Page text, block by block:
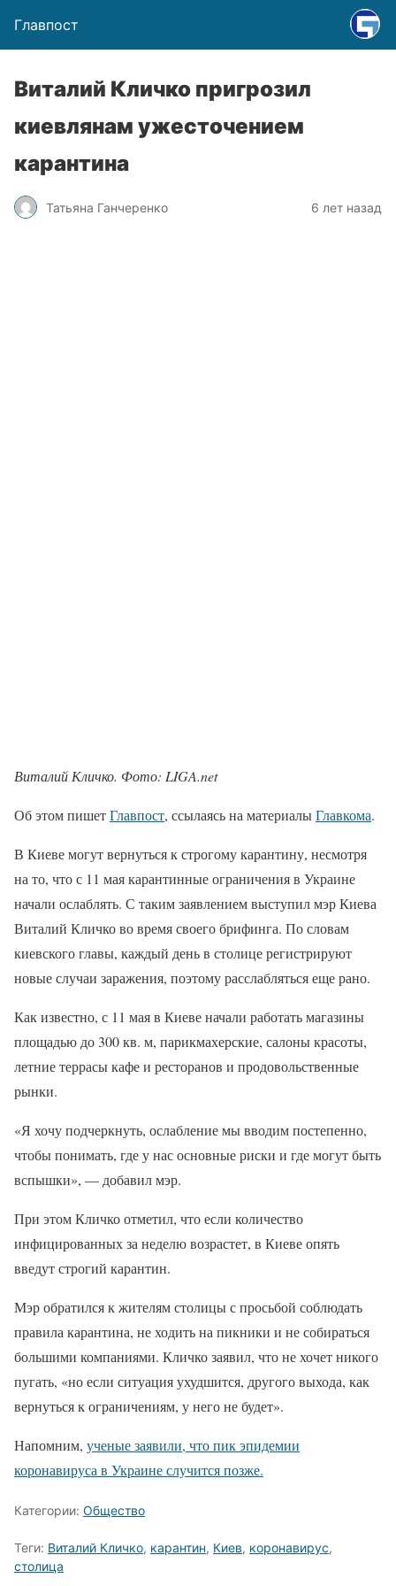
Главпост
Виталий Кличко пригрозил
киевлянам ужесточением
карантина
Татьяна Ганчеренко 6 лет назад
Виталий Кличко. Фото: LIGA.net
Об этом пишетГлавпост, ссылаясь на материалыГлавкома.
В Киеве могут вернуться к строгому карантину, несмотря
на то, что с 11 мая карантинные ограничения в Украине
начали ослаблять. С таким заявлением выступил мэр Киева
Виталий Кличко во время своего брифинга. По словам
киевского главы, каждый день в столице регистрируют
новые случаи заражения, поэтому расслабляться еще рано.
Как известно, с 11 мая в Киеве начали работать магазины
площадью до 300 кв. м, парикмахерские, салоны красоты,
летние террасы кафе и ресторанов и продовольственные
рынки.
«Я хочу подчеркнуть, ослабление мы вводим постепенно,
чтобы понимать, где у нас основные риски и где могут быть
вспышки», — добавил мэр.
При этом Кличко отметил, что если количество
инфицированных за неделю возрастет, в Киеве опять
введут строгий карантин.
Мэр обратился к жителям столицы с просьбой соблюдать
правила карантина, не ходить на пикники и не собираться
большими компаниями. Кличко заявил, что не хочет никого
пугать, «но если ситуация ухудшится, другого выхода, как
вернуться к ограничениям, у него не будет».
Напомним, ученые заявили, что пик эпидемии
коронавируса в Украине случится позже.
Категории: Общество
Теги: Виталий Кличко, карантин, Киев, коронавирус,
столица